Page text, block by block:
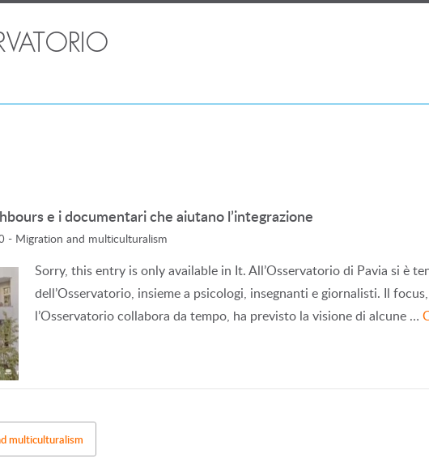
e i documentari che aiutano l’integrazione
- Migration and multiculturalism
Sorry, this entry is only available in It. All’Osservatorio di Pavia si è
dell’Osservatorio, insieme a psicologi, insegnanti e giornalisti. Il
l’Osservatorio collabora da tempo, ha previsto la visione di alcune …
multiculturalism